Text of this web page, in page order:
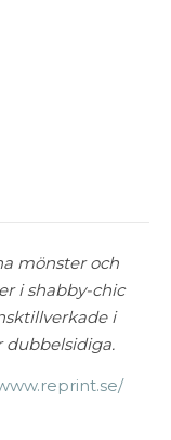
mönster och
i shabby-chic
i
dubbelsidiga.